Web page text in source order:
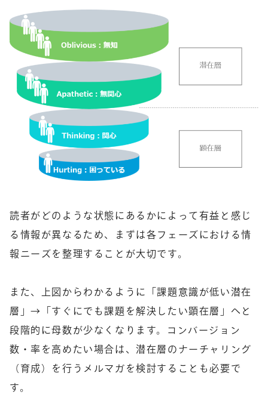
読者がどのような状態にあるかによって有益と感じ
る情報が異なるため、まずは各フェーズにおける情
報ニーズを整理することが大切です。
また、上図からわかるように「課題意識が低い潜在
層」→「すぐにでも課題を解決したい顕在層」へと
段階的に母数が少なくなります。コンバージョン
数・率を高めたい場合は、潜在層のナーチャリング
（育成）を行うメルマガを検討することも必要で
す。